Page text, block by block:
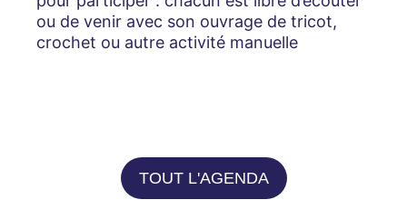
ou de venir avec son ouvrage de tricot,
crochet ou autre activité manuelle
TOUT L'AGENDA